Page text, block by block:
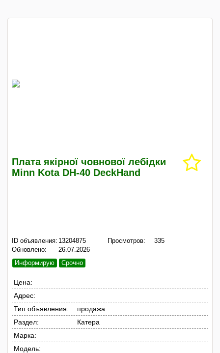
Плата якірної човнової лебідки
Minn Kota DH-40 DeckHand
ID объявления: 13204875
Обновлено:
26.07.2026
Просмотров: 335
Информирую Срочно
Цена:
Адрес:
Тип объявления:
продажа
Раздел:
Катера
Марка:
Модель: